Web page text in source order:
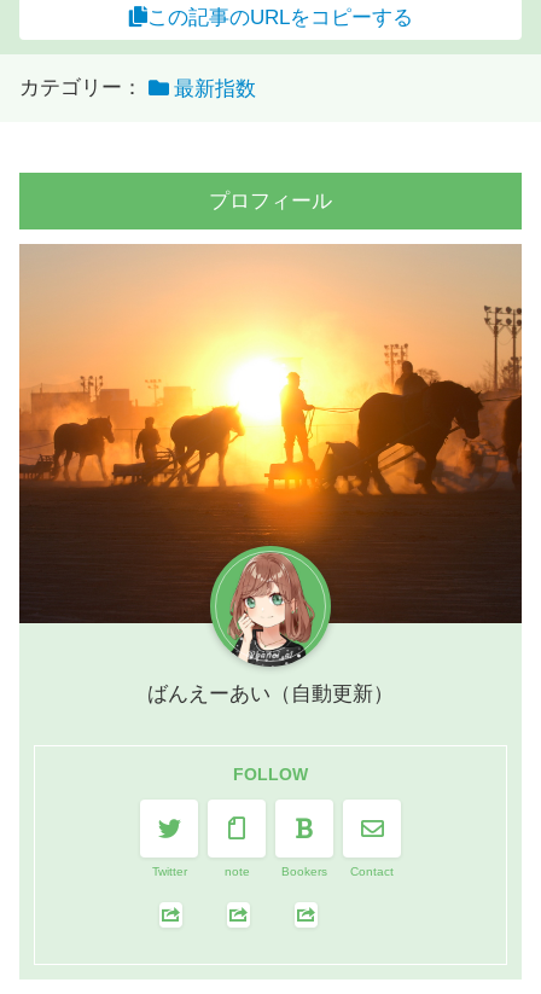
この記事のURLをコピーする
カテゴリー： 最新指数
プロフィール
ばんえーあい（自動更新）
FOLLOW
Twitter note Bookers Contact